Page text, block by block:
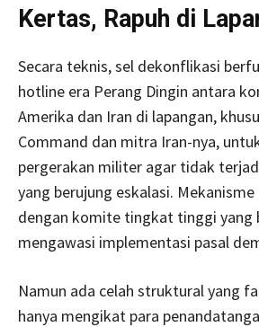
Kertas, Rapuh di
Secara teknis, sel dekonflikasi
hotline era Perang Dingin antara
Amerika dan Iran di lapangan,
Command dan mitra Iran-nya,
pergerakan militer agar tidak
yang berujung eskalasi.
dengan komite tingkat tinggi yang
mengawasi implementasi pasal
Namun ada celah struktural yang
hanya mengikat para